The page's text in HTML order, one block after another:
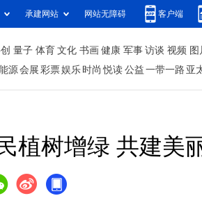
承建网站 网站无障碍 客户端
量子 体育 文化 书画 健康 军事 访谈 视频 图
源 会展 彩票娱乐 时尚 悦读 公益 一带一路 亚
植树增绿 共建美